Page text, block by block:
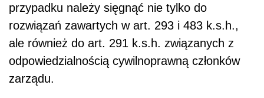
przypadku należy sięgnąć nie tylko do
rozwiązań zawartych w art. 293 i 483 k.s.h.,
ale również do art. 291 k.s.h. związanych z
odpowiedzialnością cywilnoprawną członków
zarządu.